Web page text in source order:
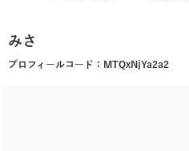
みさ
プロフィールコード： MTQxNjYa2a2